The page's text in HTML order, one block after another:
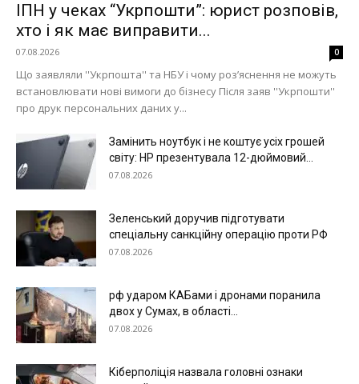
Київ
Україна
ІПН у чеках “Укрпошти”: юрист розповів,
хто і як має виправити...
07.08.2026 0
Що заявляли ''Укрпошта'' та НБУ і чому роз’яснення не можуть
встановлювати нові вимоги до бізнесу Після заяв ''Укрпошти''
про друк персональних даних у...
Замінить ноутбук і не коштує усіх грошей
світу: HP презентувала 12-дюймовий...
07.08.2026
Зеленський доручив підготувати
спеціальну санкційну операцію проти РФ
07.08.2026
рф ударом КАБами і дронами поранила
двох у Сумах, в області...
07.08.2026
Кіберполіція назвала головні ознаки